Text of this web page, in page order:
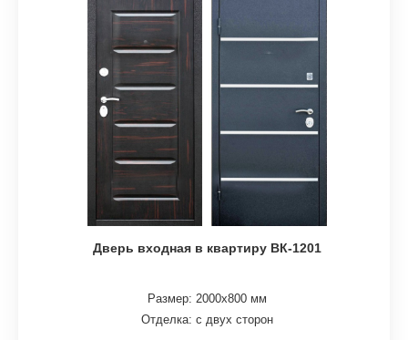
Дверь входная в квартиру ВК-1201
Размер: 2000х800 мм
Отделка: с двух сторон